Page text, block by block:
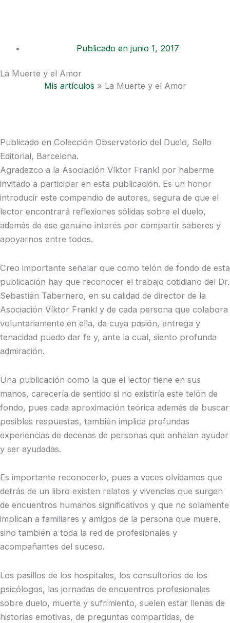
Publicado en junio 1, 2017
La Muerte y el Amor
Mis artículos » La Muerte y el Amor
Publicado en Colección Observatorio del Duelo, Sello
Editorial, Barcelona.
Agradezco a la Asociación Víktor Frankl por haberme
invitado a participar en esta publicación. Es un honor
introducir este compendio de autores, segura de que el
lector encontrará reflexiones sólidas sobre el duelo,
además de ese genuino interés por compartir saberes y
apoyarnos entre todos.
Creo importante señalar que como telón de fondo de esta
publicación hay que reconocer el trabajo cotidiano del Dr.
Sebastián Tabernero, en su calidad de director de la
Asociación Víktor Frankl y de cada persona que colabora
voluntariamente en ella, de cuya pasión, entrega y
tenacidad puedo dar fe y, ante la cual, siento profunda
admiración.
Una publicación como la que el lector tiene en sus
manos, carecería de sentido si no existiría este telón de
fondo, pues cada aproximación teórica además de buscar
posibles respuestas, también implica profundas
experiencias de decenas de personas que anhelan ayudar
y ser ayudadas.
Es importante reconocerlo, pues a veces olvidamos que
detrás de un libro existen relatos y vivencias que surgen
de encuentros humanos significativos y que no solamente
implican a familiares y amigos de la persona que muere,
sino también a toda la red de profesionales y
acompañantes del suceso.
Los pasillos de los hospitales, los consultorios de los
psicólogos, las jornadas de encuentros profesionales
sobre duelo, muerte y sufrimiento, suelen estar llenas de
historias emotivas, de preguntas compartidas, de